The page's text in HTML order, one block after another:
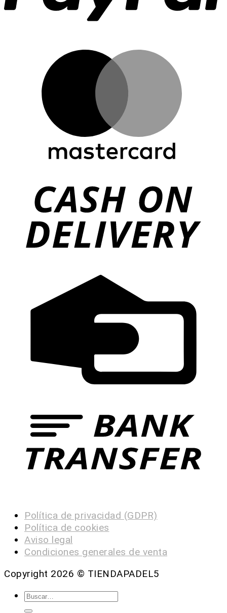
Política de privacidad (GDPR)
Política de cookies
Aviso legal
Condiciones generales de venta
Copyright 2026 © TIENDAPADEL5